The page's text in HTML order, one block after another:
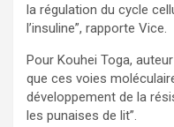
la régulation du cycle
l’insuline”, rapporte Vice.
Pour Kouhei Toga,
que ces voies
développement de la
les punaises de lit”.